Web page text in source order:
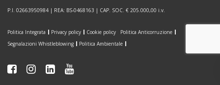
P.I. 02663950984 | REA: BS-0468163 | CAP. SOC. € 205.000,00 i.v.
Politica Integrata Privacy policy Cookie policy
Politica Anticorruzione
Segnalazioni Whistleblowing
Politica Ambientale